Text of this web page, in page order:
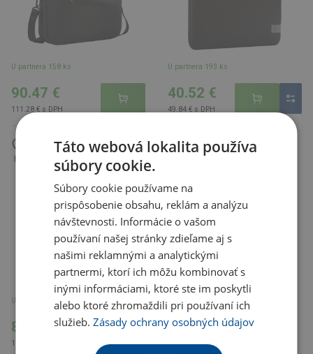
U partnera 158 ks
90.47 €
111.28 € s DPH
U partnera 193 ks
40.52 €
49.84 € s DPH
Pohodlný batoh na počítač, sivá
U partnera 1188 ks
86.09 €
105.89 € s DPH
Táto webová lokalita používa
súbory cookie.
Súbory cookie používame na
prispôsobenie obsahu, reklám a analýzu
návštevnosti. Informácie o vašom
používaní našej stránky zdieľame aj s
našimi reklamnými a analytickými
partnermi, ktorí ich môžu kombinovať s
inými informáciami, ktoré ste im poskytli
alebo ktoré zhromaždili pri používaní ich
služieb.Zásady ochrany osobných údajov